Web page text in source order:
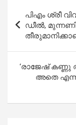
Post
navigation
പിഎം ശ്രീ
ഡീൽ,
‘രാജേഷ് കണ്ണു
അതെ